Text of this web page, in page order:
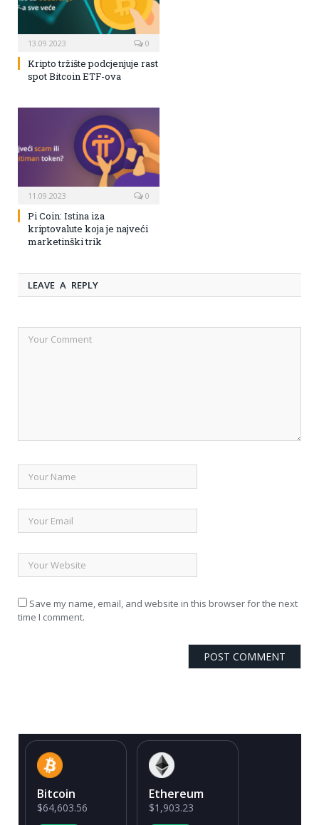
13.09.2023 0
Kripto tržište podcjenjuje rast
spot Bitcoin ETF-ova
11.09.2023 0
Pi Coin: Istina iza
kriptovalute koja je najveći
marketinški trik
LEAVE A REPLY
Save my name, email, and website in this browser for the next
time I comment.
Bitcoin
$64,603.56
Ethereum
$1,903.23